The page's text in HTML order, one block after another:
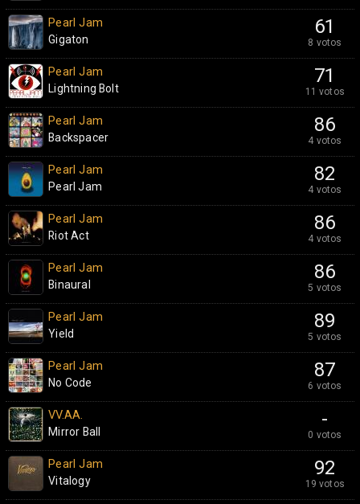
61
8 votos
Pearl Jam
Gigaton
71
11 votos
Pearl Jam
Lightning Bolt
86
4 votos
Pearl Jam
Backspacer
82
4 votos
Pearl Jam
Pearl Jam
86
4 votos
Pearl Jam
Riot Act
86
5 votos
Pearl Jam
Binaural
89
5 votos
Pearl Jam
Yield
87
6 votos
Pearl Jam
No Code
-
0 votos
VV.AA.
Mirror Ball
92
19 votos
Pearl Jam
Vitalogy